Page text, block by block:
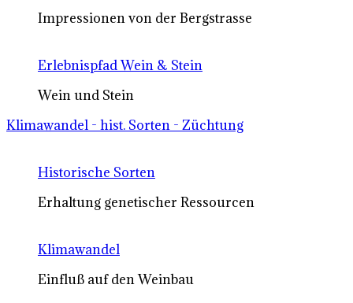
Impressionen von der Bergstrasse
Erlebnispfad Wein & Stein
Wein und Stein
Klimawandel - hist. Sorten - Züchtung
Historische Sorten
Erhaltung genetischer Ressourcen
Klimawandel
Einfluß auf den Weinbau